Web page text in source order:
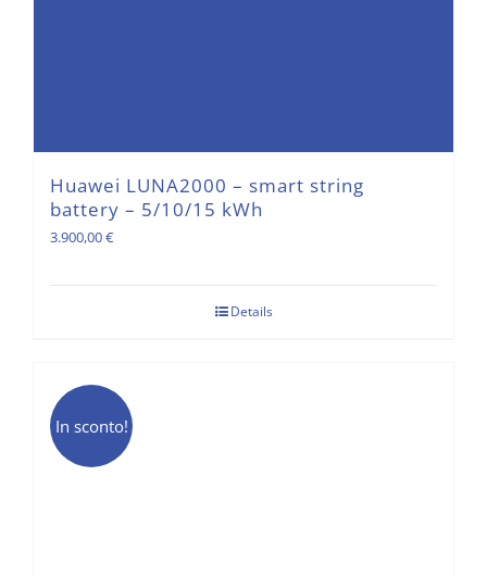
Huawei LUNA2000 – smart string
battery – 5/10/15 kWh
3.900,00€
Details
In sconto!